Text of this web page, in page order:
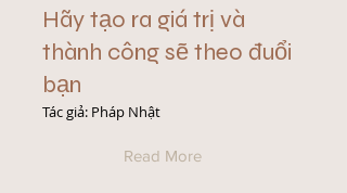
Hãy tạo ra giá trị và
thành công sẽ theo đuổi
bạn
Tác giả: Pháp Nhật
Read More